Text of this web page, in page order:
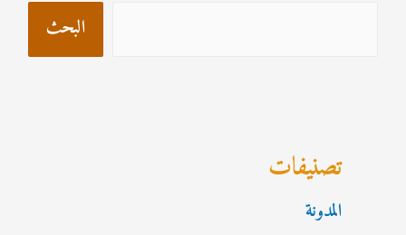
البحث
تصنيفات
المدونة